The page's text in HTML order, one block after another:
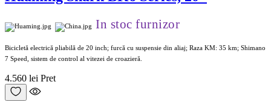
In stoc furnizor
Bicicletă electrică pliabilă de 20 inch; furcă cu suspensie din aliaj; Raza KM: 35 km; Shimano
7 Speed, sistem de control al vitezei de croazieră.
4.560 lei Pret